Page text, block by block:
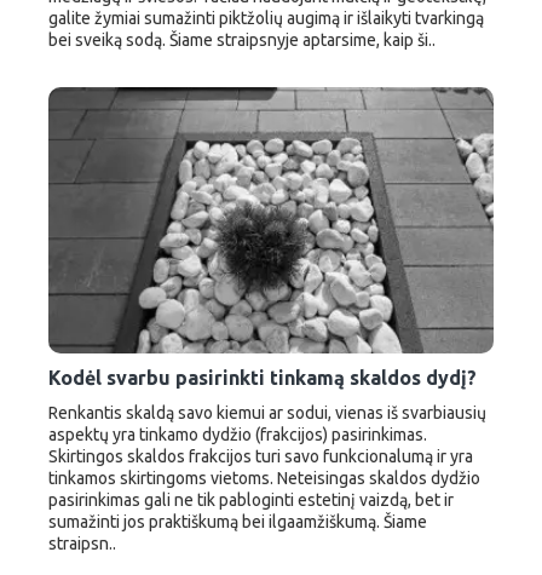
galite žymiai sumažinti piktžolių augimą ir išlaikyti tvarkingą
bei sveiką sodą. Šiame straipsnyje aptarsime, kaip ši..
Kodėl svarbu pasirinkti tinkamą skaldos dydį?
Renkantis skaldą savo kiemui ar sodui, vienas iš svarbiausių
aspektų yra tinkamo dydžio (frakcijos) pasirinkimas.
Skirtingos skaldos frakcijos turi savo funkcionalumą ir yra
tinkamos skirtingoms vietoms. Neteisingas skaldos dydžio
pasirinkimas gali ne tik pabloginti estetinį vaizdą, bet ir
sumažinti jos praktiškumą bei ilgaamžiškumą. Šiame
straipsn..